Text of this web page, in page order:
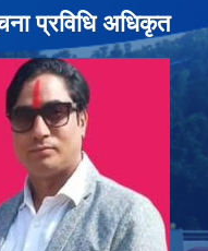
प्रविधि अधिकृत